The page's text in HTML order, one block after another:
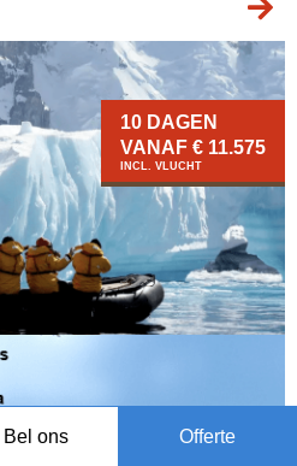
10 DAGEN
VANAF € 11.575
INCL. VLUCHT
Bel ons Offerte